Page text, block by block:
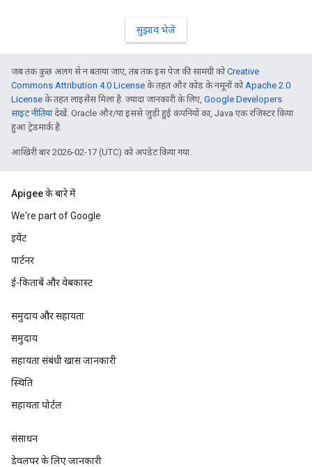
सुझाव भेजें
जब तक कुछ अलग से न बताया जाए, तब तक इस पेज की सामग्री कोCreative
Commons Attribution 4.0 License के तहत और कोड के नमूनों कोApache 2.0
License के तहत लाइसेंस मिला है. ज़्यादा जानकारी के लिए, Google Developers
साइट नीतियांदेखें. Oracle और/या इससे जुड़ी हुई कंपनियों का, Java एक रजिस्टर किया
हुआ ट्रेडमार्क है.
आखिरी बार 2026-02-17 (UTC) को अपडेट किया गया.
Apigee के बारे में
We're part of Google
इवेंट
पार्टनर
ई-किताबें और वेबकास्ट
समुदाय और सहायता
समुदाय
सहायता संबंधी खास जानकारी
स्थिति
सहायता पोर्टल
संसाधन
डेवलपर के लिए जानकारी